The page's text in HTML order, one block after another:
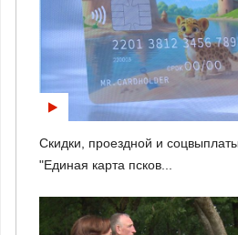
Скидки, проездной и
"Единая карта псков...